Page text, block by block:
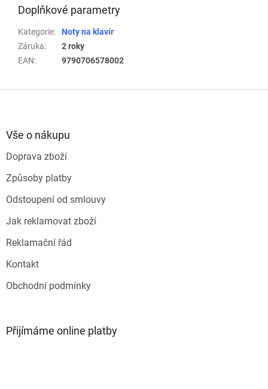
Doplňkové parametry
Kategorie:
Noty na klavír
Záruka:
2 roky
EAN: 9790706578002
Vše o nákupu
Doprava zboží
Způsoby platby
Odstoupení od smlouvy
Jak reklamovat zboží
Reklamační řád
Kontakt
Obchodní podmínky
Přijímáme online platby